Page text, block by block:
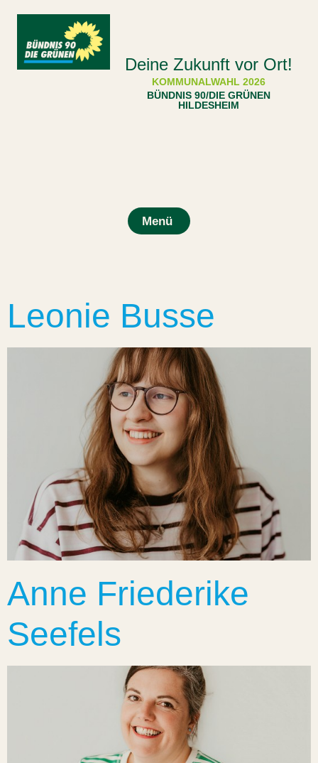
Deine Zukunft vor Ort!
KOMMUNALWAHL 2026
BÜNDNIS 90/DIE GRÜNEN
HILDESHEIM
Menü
Leonie Busse
Anne Friederike
Seefels